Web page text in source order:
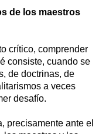
de los maestros
crítico, comprender
consiste, cuando se
de doctrinas, de
a veces
desafío.
precisamente ante el